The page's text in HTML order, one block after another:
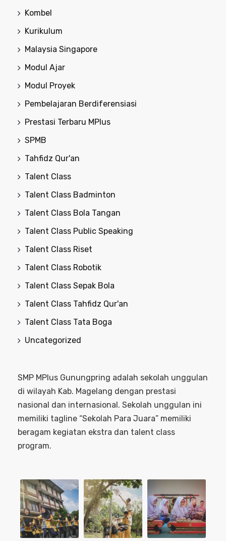
Kombel
Kurikulum
Malaysia Singapore
Modul Ajar
Modul Proyek
Pembelajaran Berdiferensiasi
Prestasi Terbaru MPlus
SPMB
Tahfidz Qur'an
Talent Class
Talent Class Badminton
Talent Class Bola Tangan
Talent Class Public Speaking
Talent Class Riset
Talent Class Robotik
Talent Class Sepak Bola
Talent Class Tahfidz Qur'an
Talent Class Tata Boga
Uncategorized
SMP MPlus Gunungpring adalah sekolah unggulan
di wilayah Kab. Magelang dengan prestasi
nasional dan internasional. Sekolah unggulan ini
memiliki tagline “Sekolah Para Juara” memiliki
beragam kegiatan ekstra dan talent class
program.